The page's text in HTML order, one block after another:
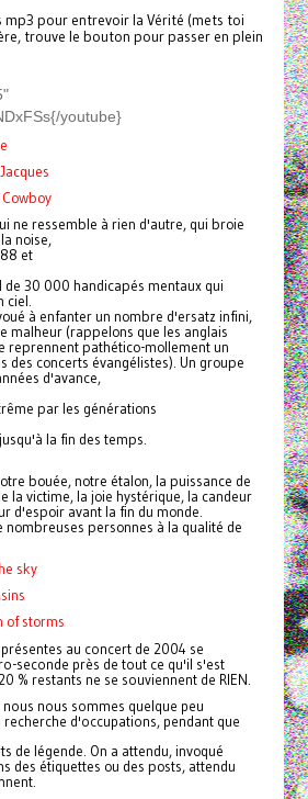
mp3 pour entrevoir la Vérité (mets toi
trouve le bouton pour passer en plein
youtube}
ne ressemble à rien d'autre, qui broie
noise,
et
de 30 000 handicapés mentaux qui
ciel.
à enfanter un nombre d'ersatz infini,
malheur (rappelons que les anglais
reprennent pathético-mollement un
des concerts évangélistes). Un groupe
d'avance,
par les générations
la fin des temps.
bouée, notre étalon, la puissance de
la victime, la joie hystérique, la candeur
d'espoir avant la fin du monde.
personnes à la qualité de
sky
of storms
au concert de 2004 se
seconde près de tout ce qu'il s'est
% restants ne se souviennent de RIEN.
nous sommes quelque peu
d'occupations, pendant que
de légende. On a attendu, invoqué
des étiquettes ou des posts, attendu